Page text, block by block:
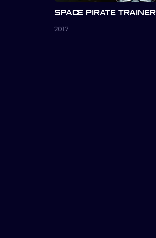
SPACE PIRATE TRAINER
2017